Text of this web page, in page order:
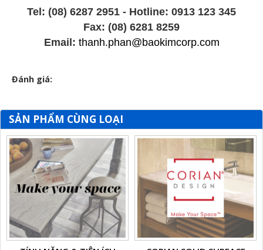
Tel: (08) 6287 2951 - Hotline: 0913 123 345
Fax: (08) 6281 8259
​Email: thanh.phan@baokimcorp.com
Đánh giá:
SẢN PHẨM CÙNG LOẠI